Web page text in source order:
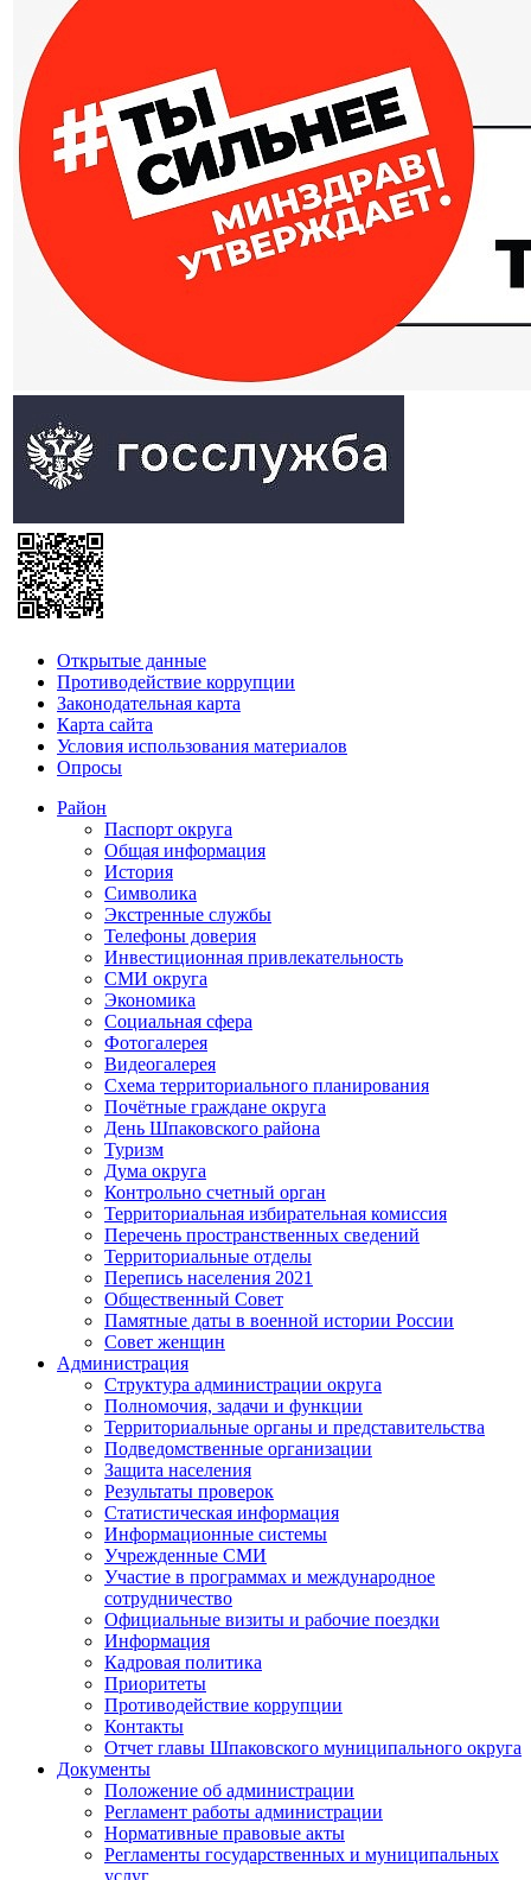
Открытые данные
Противодействие коррупции
Законодательная карта
Карта сайта
Условия использования материалов
Опросы
Район
Паспорт округа
Общая информация
История
Символика
Экстренные службы
Телефоны доверия
Инвестиционная привлекательность
СМИ округа
Экономика
Социальная сфера
Фотогалерея
Видеогалерея
Схема территориального планирования
Почётные граждане округа
День Шпаковского района
Туризм
Дума округа
Контрольно счетный орган
Территориальная избирательная комиссия
Перечень пространственных сведений
Территориальные отделы
Перепись населения 2021
Общественный Совет
Памятные даты в военной истории России
Совет женщин
Администрация
Структура администрации округа
Полномочия, задачи и функции
Территориальные органы и представительства
Подведомственные организации
Защита населения
Результаты проверок
Статистическая информация
Информационные системы
Учрежденные СМИ
Участие в программах и международное
сотрудничество
Официальные визиты и рабочие поездки
Информация
Кадровая политика
Приоритеты
Противодействие коррупции
Контакты
Отчет главы Шпаковского муниципального округа
Документы
Положение об администрации
Регламент работы администрации
Нормативные правовые акты
Регламенты государственных и муниципальных